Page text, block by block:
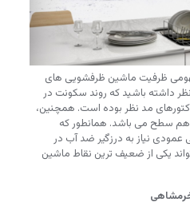
ظرفیت ماشین ظرفشویی های
داشته باشید که روند سکونت در
مد نظر بوده است. همچنین،
هم سطح می باشد. همانطور که
نیاز به درزگیر ضد آب در
یکی از ضعیف ترین نقاط ماشین